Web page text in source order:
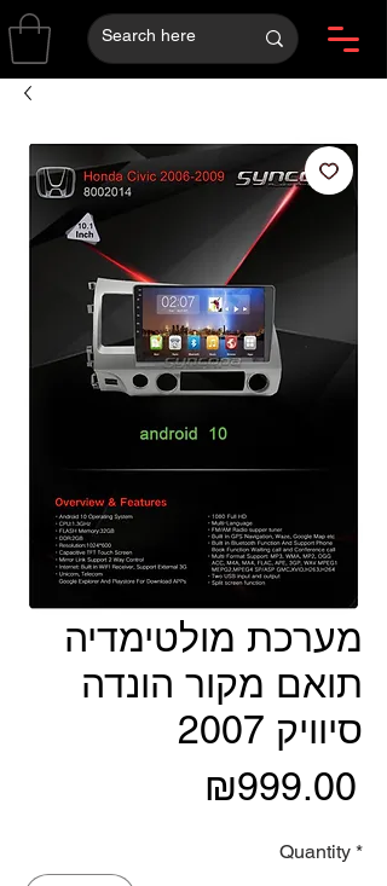
מערכת מולטימדיה
תואם מקור הונדה
סיוויק 2007
₪999.00
Quantity *